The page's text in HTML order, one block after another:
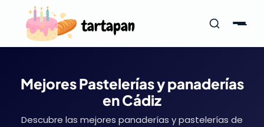
Mejores Pastelerías y panaderías
en Cádiz
Descubre las mejores panaderías y pastelerías de